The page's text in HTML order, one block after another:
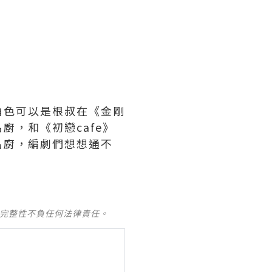
可以是根叔在《金剛
，和《初戀cafe》
，編劇們想想通不
整性不負任何法律責任。